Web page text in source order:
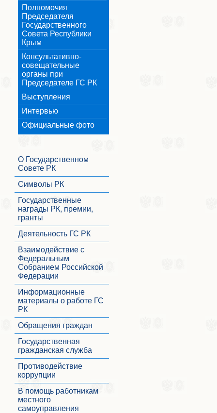
Полномочия
Председателя
Государственного
Совета Республики
Крым
Консультативно-
совещательные
органы при
Председателе ГС РК
Выступления
Интервью
Официальные фото
О Государственном
Совете РК
Символы РК
Государственные
награды РК, премии,
гранты
Деятельность ГС РК
Взаимодействие с
Федеральным
Собранием Российской
Федерации
Информационные
материалы о работе ГС
РК
Обращения граждан
Государственная
гражданская служба
Противодействие
коррупции
В помощь работникам
местного
самоуправления